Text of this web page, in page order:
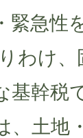
緊急性
わけ
基幹税
、土地